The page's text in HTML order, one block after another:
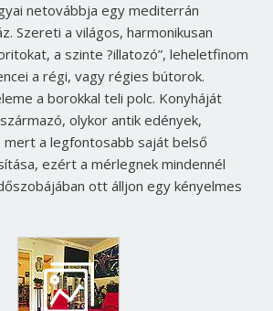
netovábbja egy mediterrán
Szereti a világos, harmonikusan
a szinte ?illatozó”, leheletfinom
a régi, vagy régies bútorok.
a borokkal teli polc. Konyháját
olykor antik edények,
mert a legfontosabb saját belső
ezért a mérlegnek mindennél
ott álljon egy kényelmes